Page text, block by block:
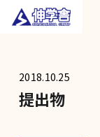
2018.10.25
提出物